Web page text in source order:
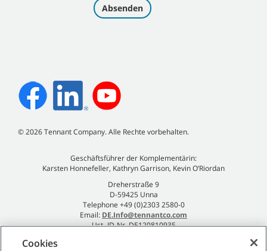
©2026Tennant Company. Alle Rechte vorbehalten.
Geschäftsführer der Komplementärin:
Karsten Honnefeller, Kathryn Garrison, Kevin O’Riordan
Dreherstraße 9
D-59425 Unna
Telephone +49 (0)2303 2580-0
Email: DE.Info@tennantco.com
Ust.-ID-Nr. DE120810935
Cookies